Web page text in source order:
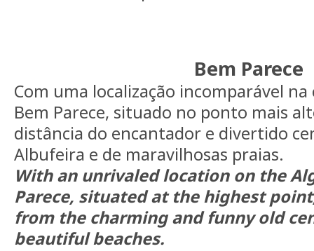
Bem Parece
Com uma localização incomparável
Bem Parece, situado no ponto mais
distância do encantador e divertido
Albufeira e de maravilhosas praias.
With an unrivaled location on the
Parece, situated at the highest
from the charming and funny old
beautiful beaches.